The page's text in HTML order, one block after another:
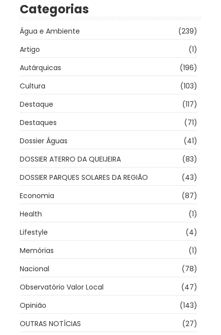
Categorias
Água e Ambiente
(239)
Artigo
(1)
Autárquicas
(196)
Cultura
(103)
Destaque
(117)
Destaques
(71)
Dossier Águas
(41)
DOSSIER ATERRO DA QUEIJEIRA
(83)
DOSSIER PARQUES SOLARES DA REGIÃO
(43)
Economia
(87)
Health
(1)
Lifestyle
(4)
Memórias
(1)
Nacional
(78)
Observatório Valor Local
(47)
Opinião
(143)
OUTRAS NOTÍCIAS
(27)